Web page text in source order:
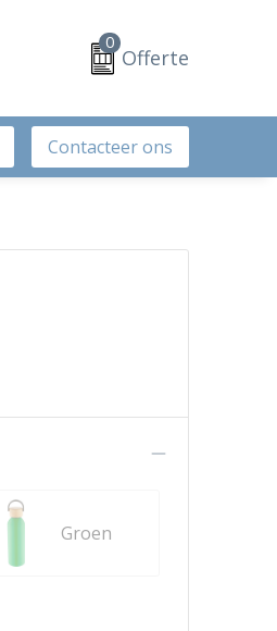
0
Offerte
Contacteer ons
Groen